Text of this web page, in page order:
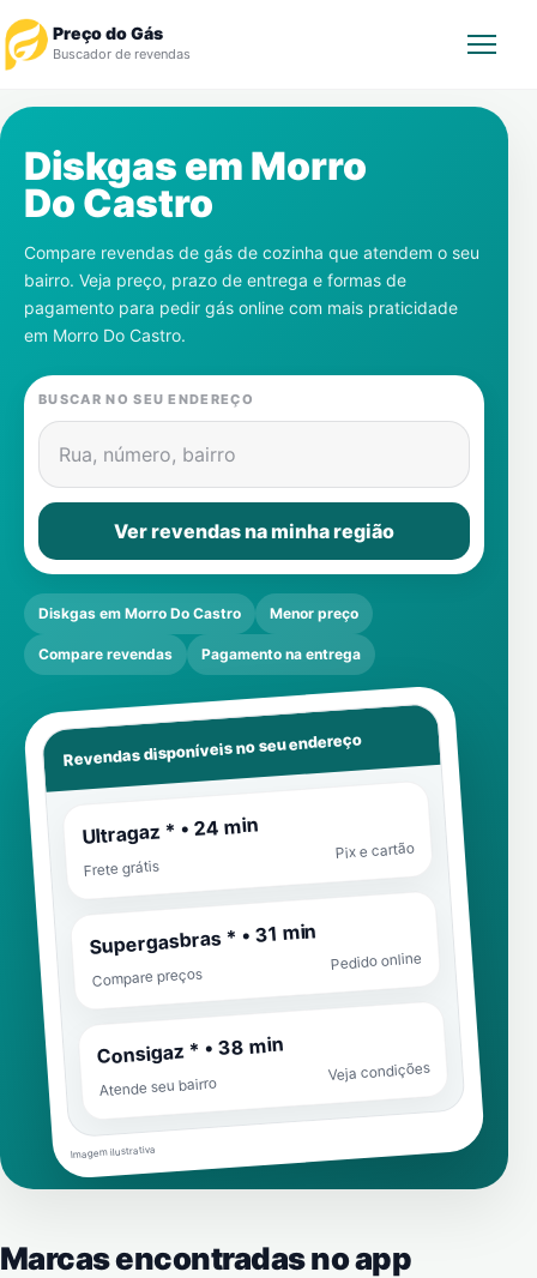
Preço do Gás
Buscador de revendas
Revendedor
Notícias
Cadastre-se
Gás
Contatos
Diskgas em Morro
Do Castro
Compare revendas de gás de cozinha que atendem o seu
bairro. Veja preço, prazo de entrega e formas de
pagamento para pedir gás online com mais praticidade
em Morro Do Castro.
BUSCAR NO SEU ENDEREÇO
Rua, número, bairro
Ver revendas na minha região
Diskgas em Morro Do Castro Menor preço
Compare revendas Pagamento na entrega
Revendas disponíveis no seu endereço
Ultragaz * • 24 min
Frete grátis
Pix e cartão
Supergasbras * • 31 min
Compare preços
Pedido online
Consigaz * • 38 min
Atende seu bairro
Veja condições
Imagem ilustrativa
Marcas encontradas no app